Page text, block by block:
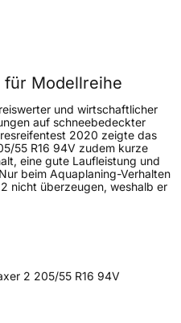
für Modellreihe
und wirtschaftlicher
auf schneebedeckter
2020 zeigte das
55 R16 94V zudem kurze
eine gute Laufleistung und
beim Aquaplaning-Verhalten
nicht überzeugen, weshalb er
2 205/55 R16 94V